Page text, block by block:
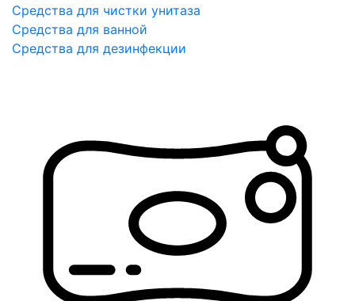
Средства для чистки унитаза
Средства для ванной
Средства для дезинфекции